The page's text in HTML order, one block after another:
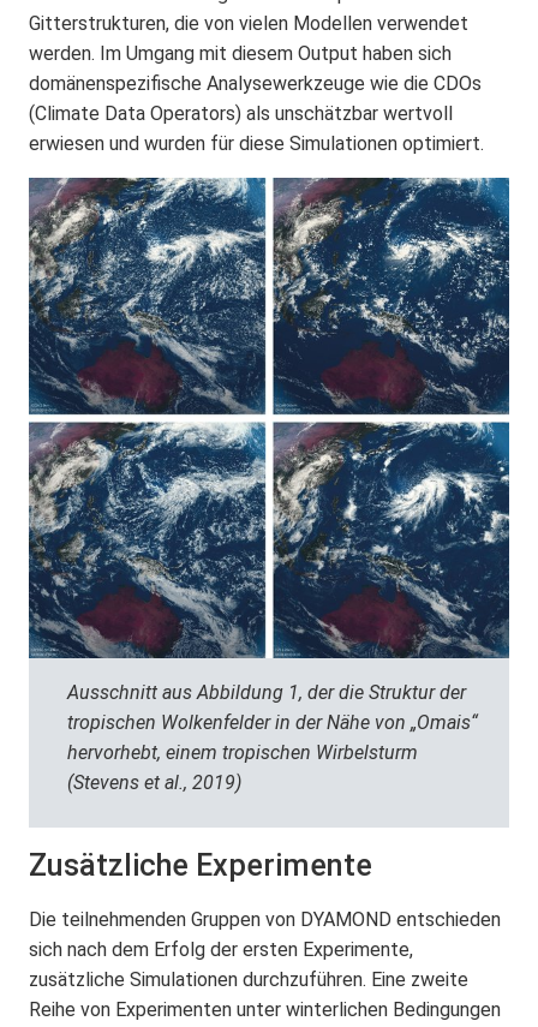
Gitterstrukturen, die von vielen Modellen verwendet
werden. Im Umgang mit diesem Output haben sich
domänenspezifische Analysewerkzeuge wie die CDOs
(Climate Data Operators) als unschätzbar wertvoll
erwiesen und wurden für diese Simulationen optimiert.
Ausschnitt aus Abbildung 1, der die Struktur der
tropischen Wolkenfelder in der Nähe von „Omais“
hervorhebt, einem tropischen Wirbelsturm
(Stevens et al., 2019)
Zusätzliche Experimente
Die teilnehmenden Gruppen von DYAMOND entschieden
sich nach dem Erfolg der ersten Experimente,
zusätzliche Simulationen durchzuführen. Eine zweite
Reihe von Experimenten unter winterlichen Bedingungen